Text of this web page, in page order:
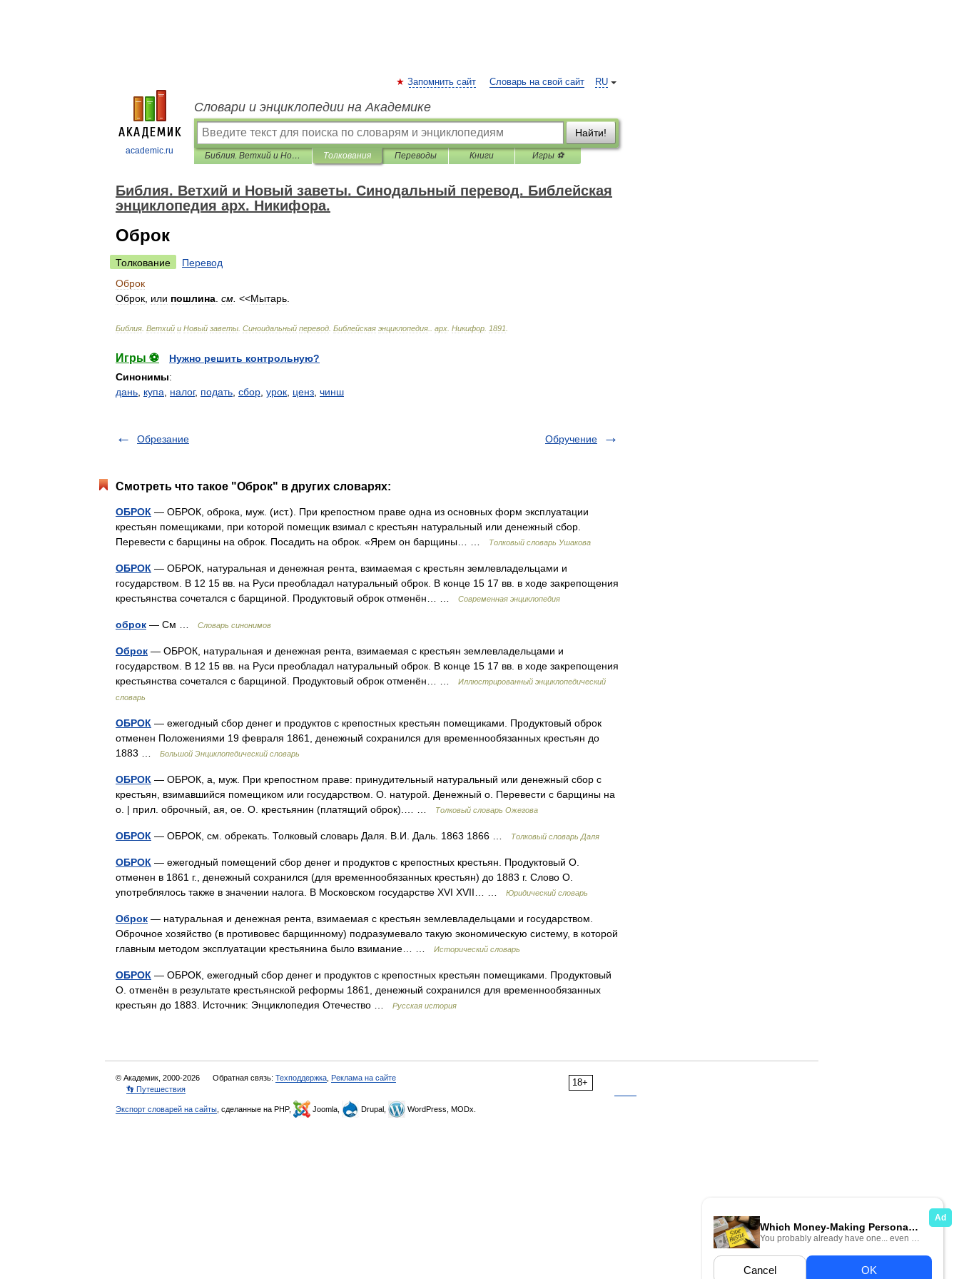
academic.ru
RU
Запомнить сайт Словарь на свой сайт
Словари и энциклопедии на Академике
Найти!
Библия. Ветхий и Новый заветы. Синодальный перевод. Библейская энциклопедия арх. Никифора. Толкования Переводы Книги Игры ⚽
Библия. Ветхий и Новый заветы. Синодальный перевод. Библейская
энциклопедия арх. Никифора.
Оброк
Толкование
Перевод
Оброк
Оброк или пошлина см <<Мытарь
Библия Ветхий и Новый заветы Синоидальный перевод Библейская энциклопедия арх Никифор 1891
Игры ⚽
Нужно решить контрольную?
Синонимы:
дань купа налог, подать сбор урок ценз чинш
Обрезание Обручение
Смотреть что такое "Оброк" в других словарях:
ОБРОК — ОБРОК, оброка, муж. (ист.). При крепостном праве одна из основных форм эксплуатации
крестьян помещиками, при которой помещик взимал с крестьян натуральный или денежный сбор.
Перевести с барщины на оброк. Посадить на оброк. «Ярем он барщины… …
Толковый словарь Ушакова
ОБРОК — ОБРОК, натуральная и денежная рента, взимаемая с крестьян землевладельцами и
государством. В 12 15 вв. на Руси преобладал натуральный оброк. В конце 15 17 вв. в ходе закрепощения
крестьянства сочетался с барщиной. Продуктовый оброк отменён… …
Современная энциклопедия
оброк — См … Словарь синонимов
Оброк — ОБРОК, натуральная и денежная рента, взимаемая с крестьян землевладельцами и
государством. В 12 15 вв. на Руси преобладал натуральный оброк. В конце 15 17 вв. в ходе закрепощения
крестьянства сочетался с барщиной. Продуктовый оброк отменён… …
Иллюстрированный энциклопедический
словарь
ОБРОК — ежегодный сбор денег и продуктов с крепостных крестьян помещиками. Продуктовый оброк
отменен Положениями 19 февраля 1861, денежный сохранился для временнообязанных крестьян до
1883 …
Большой Энциклопедический словарь
ОБРОК — ОБРОК, а, муж. При крепостном праве: принудительный натуральный или денежный сбор с
крестьян, взимавшийся помещиком или государством. О. натурой. Денежный о. Перевести с барщины на
о. | прил. оброчный, ая, ое. О. крестьянин (платящий оброк).… …
Толковый словарь Ожегова
ОБРОК — ОБРОК, см. обрекать. Толковый словарь Даля. В.И. Даль. 1863 1866 … Толковый словарь Даля
ОБРОК — ежегодный помещений сбор денег и продуктов с крепостных крестьян. Продуктовый О.
отменен в 1861 г., денежный сохранился (для временнообязанных крестьян) до 1883 г. Слово О.
употреблялось также в значении налога. В Московском государстве XVI XVII… …
Юридический словарь
Оброк — натуральная и денежная рента, взимаемая с крестьян землевладельцами и государством.
Оброчное хозяйство (в противовес барщинному) подразумевало такую экономическую систему, в которой
главным методом эксплуатации крестьянина было взимание… …
Исторический словарь
ОБРОК — ОБРОК, ежегодный сбор денег и продуктов с крепостных крестьян помещиками. Продуктовый
О. отменён в результате крестьянской реформы 1861, денежный сохранился для временнообязанных
крестьян до 1883. Источник: Энциклопедия Отечество …
Русская история
18+
© Академик, 2000-2026 Обратная связь: Техподдержка Реклама на сайте
👣 Путешествия
Экспорт словарей на сайты , сделанные на PHP, Joomla, Drupal, WordPress, MODx.